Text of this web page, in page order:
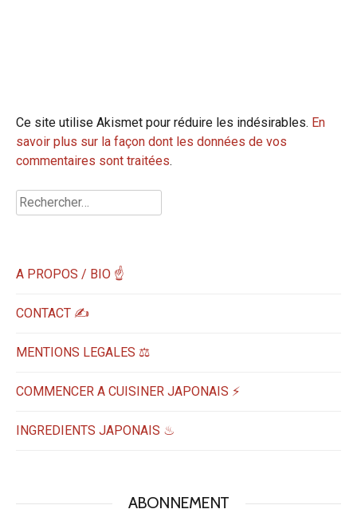
Ce site utilise Akismet pour réduire les indésirables. En
savoir plus sur la façon dont les données de vos
commentaires sont traitées.
Rechercher :
A PROPOS / BIO ☝
CONTACT ✍️
MENTIONS LEGALES ⚖️
COMMENCER A CUISINER JAPONAIS ⚡
INGREDIENTS JAPONAIS ♨
ABONNEMENT